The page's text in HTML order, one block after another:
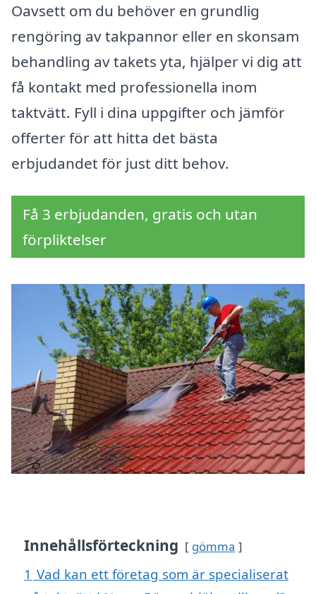
Oavsett om du behöver en grundlig
rengöring av takpannor eller en skonsam
behandling av takets yta, hjälper vi dig att
få kontakt med professionella inom
taktvätt. Fyll i dina uppgifter och jämför
offerter för att hitta det bästa
erbjudandet för just ditt behov.
Få 3 erbjudanden, gratis och utan
förpliktelser
Innehållsförteckning gömma
1 Vad kan ett företag som är specialiserat